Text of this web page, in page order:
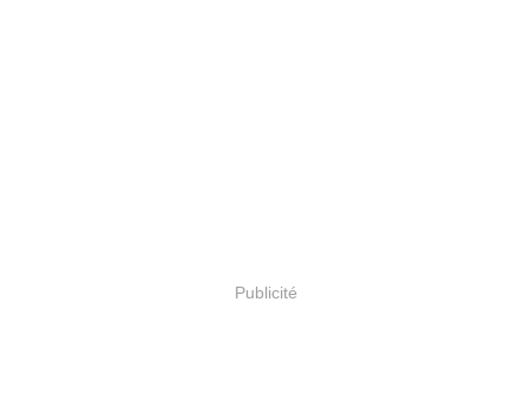
Publicité